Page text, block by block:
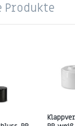
Produkte